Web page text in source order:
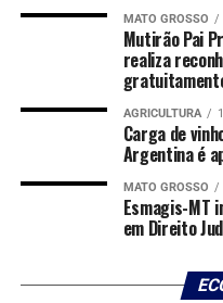
Regionalmente, o
parcela do abate de
nacional. Em seguida
(23,9%), Sudeste
Para a secretária
Energia da Secretaria de
(Sedec), Linacis Lisboa
importância da pecuária
produtiva nacional.
MATO GROSSO
Mutirão Pai
realiza
AGRICULTURA
Carga de
Argentina é
MATO GROSSO
Esmagis-MT
em Direito